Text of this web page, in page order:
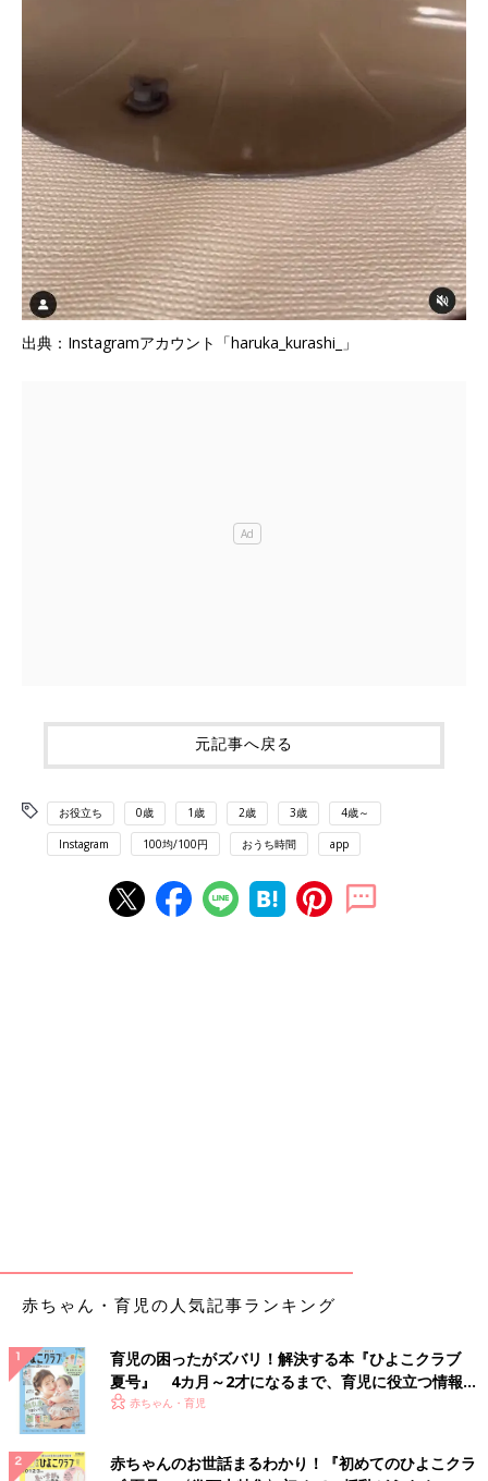
出典：Instagramアカウント「haruka_kurashi_」
元記事へ戻る
お役立ち 0歳 1歳 2歳 3歳 4歳～
Instagram 100均/100円 おうち時間 app
赤ちゃん・育児の人気記事ランキング
育児の困ったがズバリ！解決する本『ひよこクラブ
夏号』 4カ月～2才になるまで、育児に役立つ情報が
いっぱい！
赤ちゃん・育児
赤ちゃんのお世話まるわかり！『初めてのひよこクラ